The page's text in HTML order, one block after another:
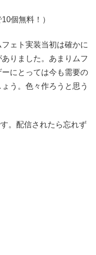
個無料！）
ェト実装当初は確かに
りました。あまりムフ
にとっては今も需要の
う。色々作ろうと思う
。配信されたら忘れず